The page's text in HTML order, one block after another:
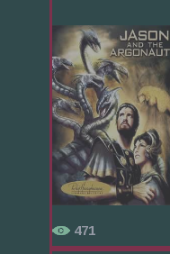
471